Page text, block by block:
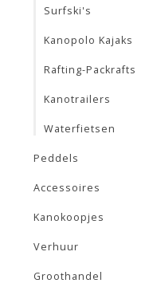
Surfski's
Kanopolo Kajaks
Rafting-Packrafts
Kanotrailers
Waterfietsen
Peddels
Accessoires
Kanokoopjes
Verhuur
Groothandel